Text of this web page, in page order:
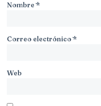
Nombre*
Correo electrónico*
Web